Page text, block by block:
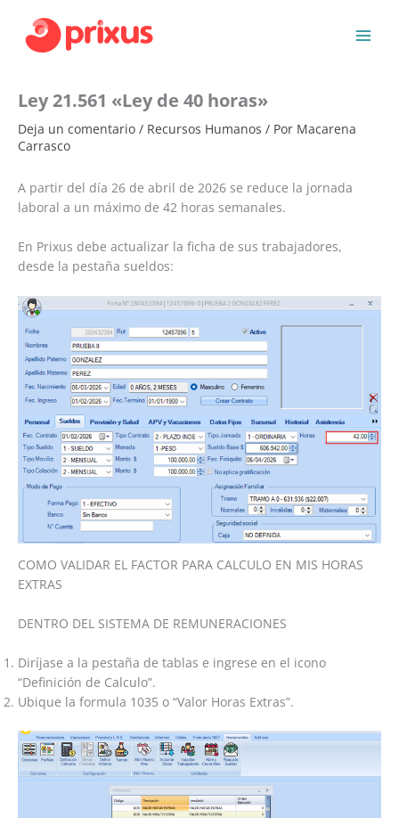
contenido
Ley 21.561 «Ley de 40 horas»
Deja un comentario / Recursos Humanos / Por Macarena
Carrasco
A partir del día 26 de abril de 2026 se reduce la jornada
laboral a un máximo de 42 horas semanales.
En Prixus debe actualizar la ficha de sus trabajadores,
desde la pestaña sueldos:
COMO VALIDAR EL FACTOR PARA CALCULO EN MIS HORAS
EXTRAS
DENTRO DEL SISTEMA DE REMUNERACIONES
Diríjase a la pestaña de tablas e ingrese en el icono
“Definición de Calculo”.
Ubique la formula 1035 o “Valor Horas Extras”.